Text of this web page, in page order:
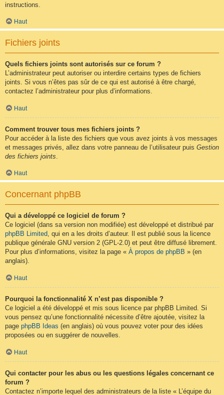
instructions.
Haut
Fichiers joints
Quels fichiers joints sont autorisés sur ce forum ?
L’administrateur peut autoriser ou interdire certains types de fichiers
joints. Si vous n’êtes pas sûr de ce qui est autorisé à être chargé,
contactez l’administrateur pour plus d’informations.
Haut
Comment trouver tous mes fichiers joints ?
Pour accéder à la liste des fichiers que vous avez joints à vos messages
et messages privés, allez dans votre panneau de l’utilisateur puis Gestion
des fichiers joints
Haut
Concernant phpBB
Qui a développé ce logiciel de forum ?
Ce logiciel (dans sa version non modifiée) est développé et distribué par
phpBB Limited, qui en a les droits d’auteur. Il est publié sous la licence
publique générale GNU version 2 (GPL-2.0) et peut être diffusé librement.
Pour plus d’informations, visitez la page « À propos de phpBB » (en
anglais).
Haut
Pourquoi la fonctionnalité X n’est pas disponible ?
Ce logiciel a été développé et mis sous licence par phpBB Limited. Si
vous pensez qu’une fonctionnalité nécessite d’être ajoutée, visitez la
page phpBB Ideas (en anglais) où vous pouvez voter pour des idées
proposées ou en suggérer de nouvelles.
Haut
Qui contacter pour les abus ou les questions légales concernant ce
forum ?
Contactez n’importe lequel des administrateurs de la liste « L’équipe du